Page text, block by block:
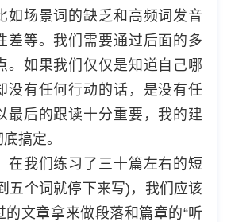
如场景词的缺乏和高频词发音
差等。我们需要通过后面的多
。如果我们仅仅是知道自己哪
没有任何行动的话，是没有任
最后的跟读十分重要，我的建
搞定。
我们练习了三十篇左右的短
五个词就停下来写)，我们应该
的文章拿来做段落和篇章的“听